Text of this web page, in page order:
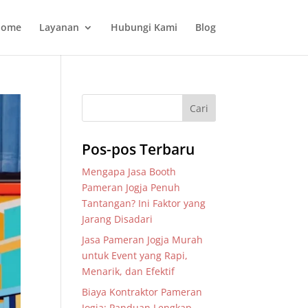
Layanan Hubungi Kami Blog
Pos-pos Terbaru
Mengapa Jasa Booth
Pameran Jogja Penuh
Tantangan? Ini Faktor yang
Jarang Disadari
Jasa Pameran Jogja Murah
untuk Event yang Rapi,
Menarik, dan Efektif
Biaya Kontraktor Pameran